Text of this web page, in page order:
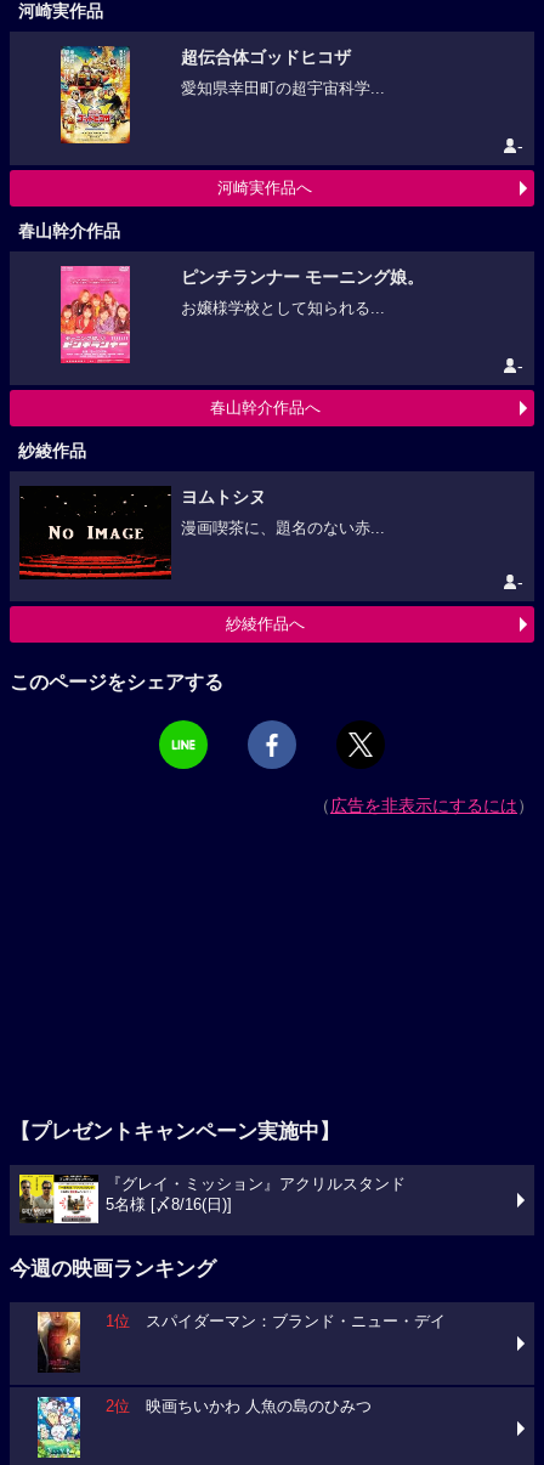
河崎実作品
超伝合体ゴッドヒコザ
愛知県幸田町の超宇宙科学...
-
河崎実作品へ
春山幹介作品
ピンチランナー モーニング娘。
お嬢様学校として知られる...
-
春山幹介作品へ
紗綾作品
ヨムトシヌ
漫画喫茶に、題名のない赤...
-
紗綾作品へ
このページをシェアする
（広告を非表示にするには）
【プレゼントキャンペーン実施中】
『グレイ・ミッション』アクリルスタンド
5名様 [〆8/16(日)]
今週の映画ランキング
1位 スパイダーマン：ブランド・ニュー・デイ
2位 映画ちいかわ 人魚の島のひみつ